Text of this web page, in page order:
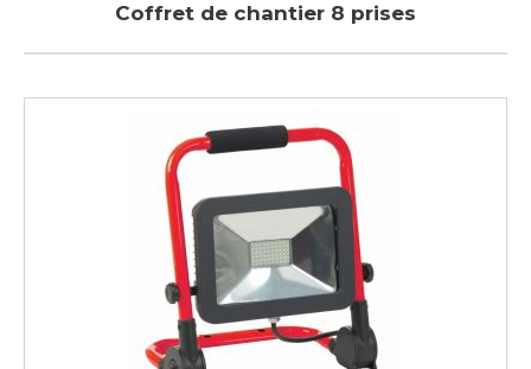
Coffret de chantier 8 prises